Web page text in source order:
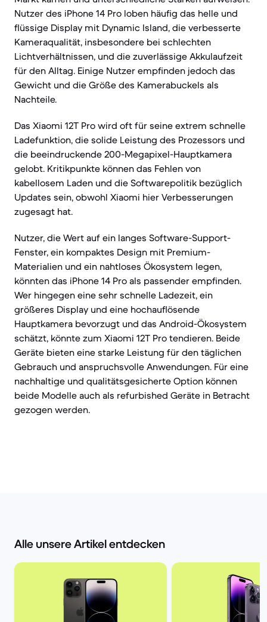
Nutzer des iPhone 14 Pro loben häufig das helle und
flüssige Display mit Dynamic Island, die verbesserte
Kameraqualität, insbesondere bei schlechten
Lichtverhältnissen, und die zuverlässige Akkulaufzeit
für den Alltag. Einige Nutzer empfinden jedoch das
Gewicht und die Größe des Kamerabuckels als
Nachteile.
Das Xiaomi 12T Pro wird oft für seine extrem schnelle
Ladefunktion, die solide Leistung des Prozessors und
die beeindruckende 200-Megapixel-Hauptkamera
gelobt. Kritikpunkte können das Fehlen von
kabellosem Laden und die Softwarepolitik bezüglich
Updates sein, obwohl Xiaomi hier Verbesserungen
zugesagt hat.
Nutzer, die Wert auf ein langes Software-Support-
Fenster, ein kompaktes Design mit Premium-
Materialien und ein nahtloses Ökosystem legen,
könnten das iPhone 14 Pro als passender empfinden.
Wer hingegen eine sehr schnelle Ladezeit, ein
größeres Display und eine hochauflösende
Hauptkamera bevorzugt und das Android-Ökosystem
schätzt, könnte zum Xiaomi 12T Pro tendieren. Beide
Geräte bieten eine starke Leistung für den täglichen
Gebrauch und anspruchsvolle Anwendungen. Für eine
nachhaltige und qualitätsgesicherte Option können
beide Modelle auch als refurbished Geräte in Betracht
gezogen werden.
Alle unsere Artikel entdecken